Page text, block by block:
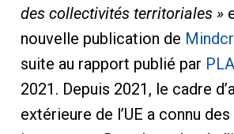
des collectivités territoriales »
nouvelle publication de
suite au rapport publié par
2021. Depuis 2021, le cadre
extérieure de l’UE a connu